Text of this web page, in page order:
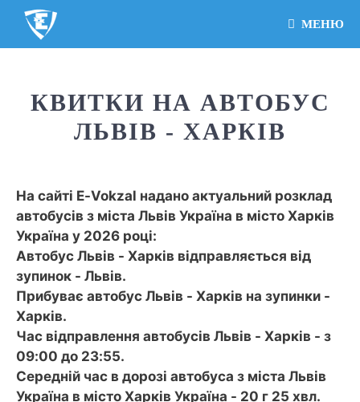
МЕНЮ
КВИТКИ НА АВТОБУС
ЛЬВІВ - ХАРКІВ
На сайті E-Vokzal надано актуальний розклад
автобусів з міста Львів Україна в місто Харків
Україна у 2026 році:
Автобус Львів - Харків відправляється від
зупинок - Львів.
Прибуває автобус Львів - Харків на зупинки -
Харків.
Час відправлення автобусів Львів - Харків - з
09:00 до 23:55.
Середній час в дорозі автобуса з міста Львів
Україна в місто Харків Україна - 20 г 25 хвл.